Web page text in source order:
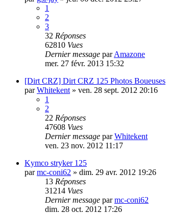
1
2
3
32 Réponses
62810 Vues
Dernier message parAmazone
mer. 27 févr. 2013 15:32
[Dirt CRZ] Dirt CRZ 125 Photos Boueuses
parWhitekent » ven. 28 sept. 2012 20:16
1
2
22 Réponses
47608 Vues
Dernier message parWhitekent
ven. 23 nov. 2012 11:17
Kymco stryker 125
parmc-coni62 » dim. 29 avr. 2012 19:26
13 Réponses
31214 Vues
Dernier message parmc-coni62
dim. 28 oct. 2012 17:26